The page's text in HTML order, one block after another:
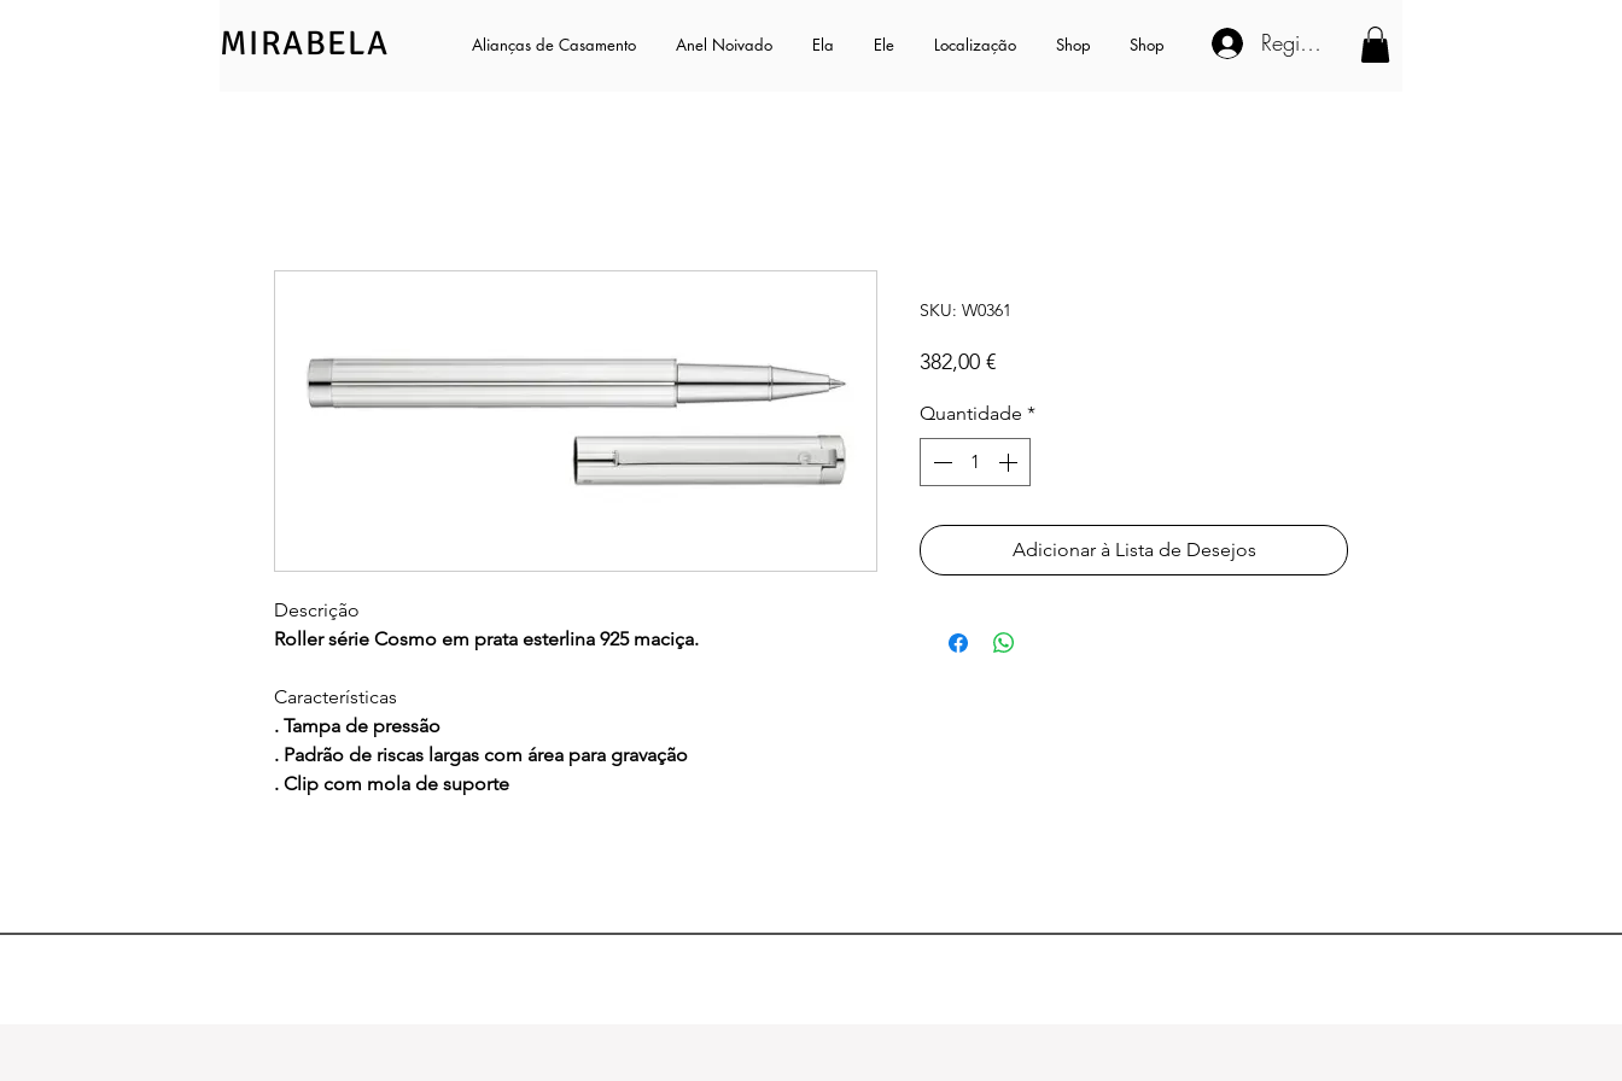
MIRABELA Alianças de Casamento Anel Noivado Ela Ele Localização Shop Shop Registe-se
Descrição
Roller série Cosmo em prata esterlina 925 maciça.
Características
. Tampa de pressão
. Padrão de riscas largas com área para gravação
. Clip com mola de suporte
SKU: W0361
382,00 €Preço
Quantidade *
Adicionar à Lista de Desejos